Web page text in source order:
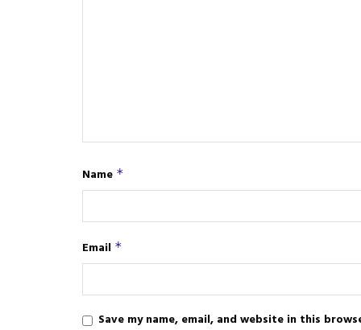
Name *
Email *
Save my name, email, and website in this